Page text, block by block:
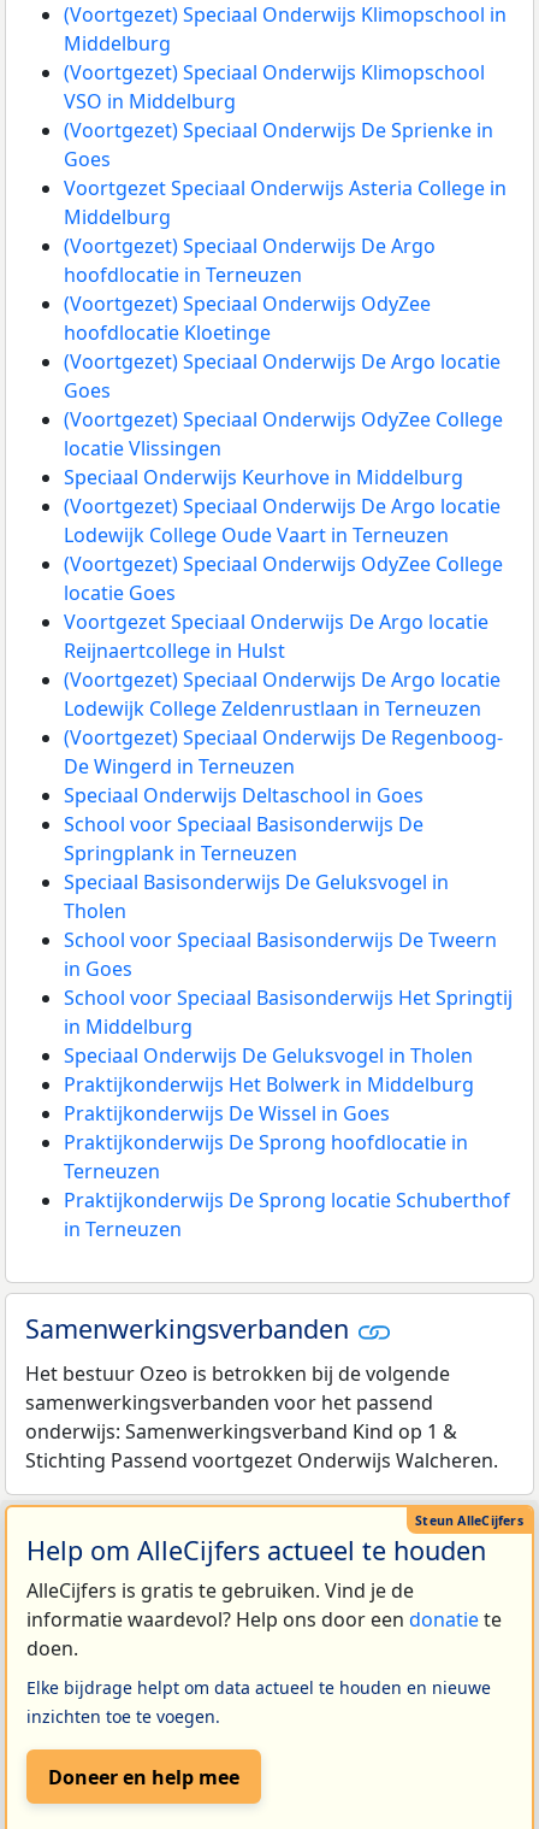
(Voortgezet) Speciaal Onderwijs Klimopschool in
Middelburg
(Voortgezet) Speciaal Onderwijs Klimopschool
VSO in Middelburg
(Voortgezet) Speciaal Onderwijs De Sprienke in
Goes
Voortgezet Speciaal Onderwijs Asteria College in
Middelburg
(Voortgezet) Speciaal Onderwijs De Argo
hoofdlocatie in Terneuzen
(Voortgezet) Speciaal Onderwijs OdyZee
hoofdlocatie Kloetinge
(Voortgezet) Speciaal Onderwijs De Argo locatie
Goes
(Voortgezet) Speciaal Onderwijs OdyZee College
locatie Vlissingen
Speciaal Onderwijs Keurhove in Middelburg
(Voortgezet) Speciaal Onderwijs De Argo locatie
Lodewijk College Oude Vaart in Terneuzen
(Voortgezet) Speciaal Onderwijs OdyZee College
locatie Goes
Voortgezet Speciaal Onderwijs De Argo locatie
Reijnaertcollege in Hulst
(Voortgezet) Speciaal Onderwijs De Argo locatie
Lodewijk College Zeldenrustlaan in Terneuzen
(Voortgezet) Speciaal Onderwijs De Regenboog-
De Wingerd in Terneuzen
Speciaal Onderwijs Deltaschool in Goes
School voor Speciaal Basisonderwijs De
Springplank in Terneuzen
Speciaal Basisonderwijs De Geluksvogel in
Tholen
School voor Speciaal Basisonderwijs De Tweern
in Goes
School voor Speciaal Basisonderwijs Het Springtij
in Middelburg
Speciaal Onderwijs De Geluksvogel in Tholen
Praktijkonderwijs Het Bolwerk in Middelburg
Praktijkonderwijs De Wissel in Goes
Praktijkonderwijs De Sprong hoofdlocatie in
Terneuzen
Praktijkonderwijs De Sprong locatie Schuberthof
in Terneuzen
Samenwerkingsverbanden
Het bestuur Ozeo is betrokken bij de volgende
samenwerkingsverbanden voor het passend
onderwijs: Samenwerkingsverband Kind op 1 &
Stichting Passend voortgezet Onderwijs Walcheren.
Help om AlleCijfers actueel te houden
AlleCijfers is gratis te gebruiken. Vind je de
informatie waardevol? Help ons door een donatiete
doen.
Elke bijdrage helpt om data actueel te houden en nieuwe
inzichten toe te voegen.
Doneer en help mee